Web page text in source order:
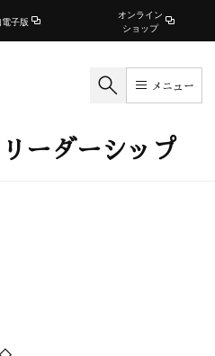
子版
オンライン
ショップ
メニュー
ーダーシップ